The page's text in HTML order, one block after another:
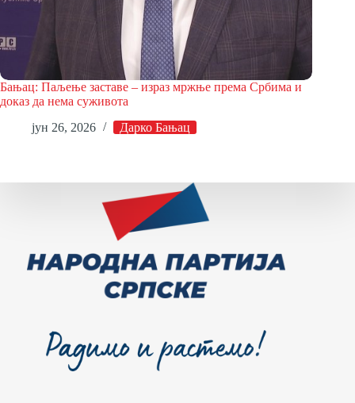
Бањац: Паљење заставе – израз мржње према Србима и
доказ да нема суживота
јун 26, 2026
Дарко Бањац